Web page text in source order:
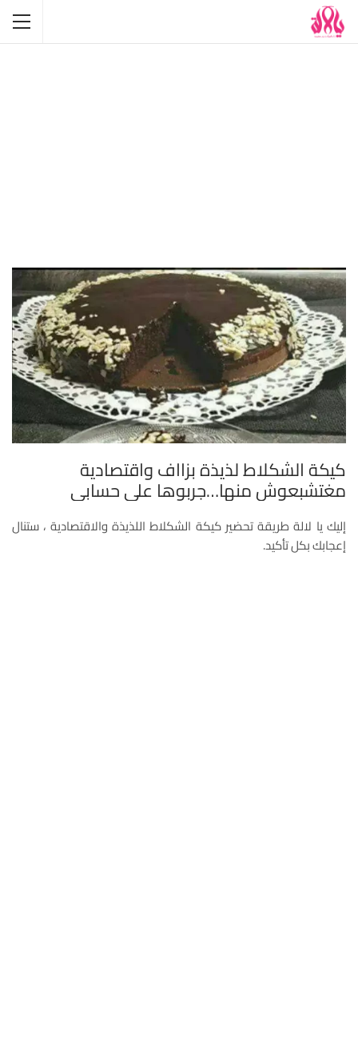
كيكة الشكلاط لذيذة بزااف واقتصادية
مغتشبعوش منها…جربوها على حسابي
إليك يا لالة طريقة تحضير كيكة الشكلاط اللذيذة والاقتصادية ، ستنال
إعجابك بكل تأكيد.